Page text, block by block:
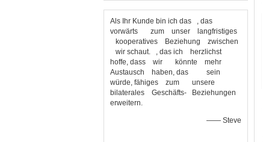
Als Ihr Kunde bin ich das , das
vorwärts zum unser langfristiges
kooperatives Beziehung zwischen
wir schaut. , das ich herzlichst
hoffe, dass wir könnte mehr
Austausch haben, das sein
würde, fähiges zum unsere
bilaterales Geschäfts- Beziehungen
erweitern.
—— Steve